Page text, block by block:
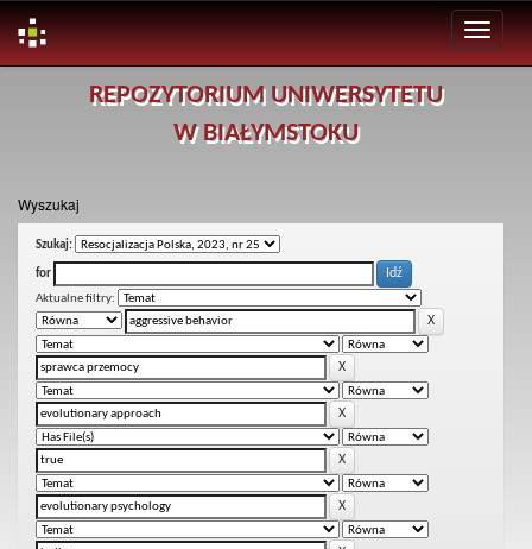
REPOZYTORIUM UNIWERSYTETU
W BIAŁYMSTOKU
Wyszukaj
Szukaj:
for
Aktualne filtry: